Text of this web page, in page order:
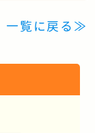
一覧に戻る≫